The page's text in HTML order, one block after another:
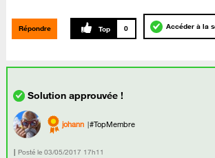
Répondre 0 Accéder à la
johann #TopMembre
Posté le ‎03/05/2017 17h11